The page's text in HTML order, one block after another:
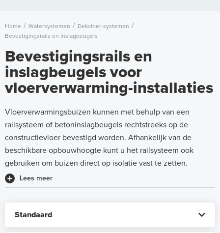
Home Watersystemen
Dekvloer-systemen
Bevestigingsrails en Inslagbeugels
Bevestigingsrails en
inslagbeugels voor
vloerverwarming-installaties
Vloerverwarmingsbuizen kunnen met behulp van een
railsysteem of betoninslagbeugels rechtstreeks op de
constructievloer bevestigd worden. Afhankelijk van de
beschikbare opbouwhoogte kunt u het railsysteem ook
gebruiken om buizen direct op isolatie vast te zetten.
Lees meer